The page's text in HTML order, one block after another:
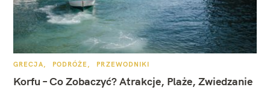
K
T
E
GRECJA PODRÓŻE PRZEWODNIKI
Korfu – Co Zobaczyć? Atrakcje, Plaże, Zwiedzanie